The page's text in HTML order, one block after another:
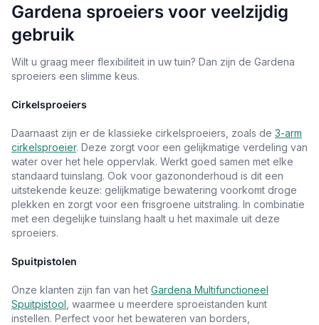
Gardena sproeiers voor veelzijdig
gebruik
Wilt u graag meer flexibiliteit in uw tuin? Dan zijn de Gardena
sproeiers een slimme keus.
Cirkelsproeiers
Daarnaast zijn er de klassieke cirkelsproeiers, zoals de 3-arm
cirkelsproeier. Deze zorgt voor een gelijkmatige verdeling van
water over het hele oppervlak. Werkt goed samen met elke
standaard tuinslang. Ook voor gazononderhoud is dit een
uitstekende keuze: gelijkmatige bewatering voorkomt droge
plekken en zorgt voor een frisgroene uitstraling. In combinatie
met een degelijke tuinslang haalt u het maximale uit deze
sproeiers.
Spuitpistolen
Onze klanten zijn fan van het Gardena Multifunctioneel
Spuitpistool , waarmee u meerdere sproeistanden kunt
instellen. Perfect voor het bewateren van borders,